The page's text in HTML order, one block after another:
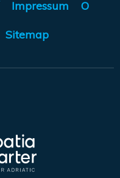
Impressum O
Sitemap